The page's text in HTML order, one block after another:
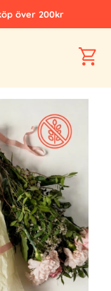
över 200kr